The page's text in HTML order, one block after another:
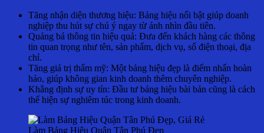
Tăng nhận diện thương hiệu: Bảng hiệu nổi bật giúp doanh
nghiệp thu hút sự chú ý ngay từ ánh nhìn đầu tiên.
Quảng bá thông tin hiệu quả: Đưa đến khách hàng các thông
tin quan trọng như tên, sản phẩm, dịch vụ, số điện thoại, địa
chỉ.
Tăng giá trị thẩm mỹ: Một bảng hiệu đẹp là điểm nhấn hoàn
hảo, giúp không gian kinh doanh thêm chuyên nghiệp.
Khẳng định sự uy tín: Đầu tư bảng hiệu bài bản cũng là cách
thể hiện sự nghiêm túc trong kinh doanh.
Làm Bảng Hiệu Quận Tân Phú Đẹp